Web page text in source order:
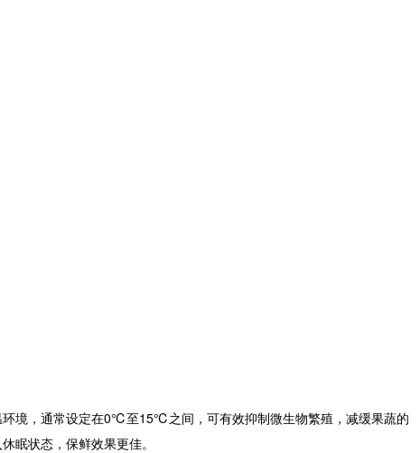
环境，通常设定在0℃至15℃之间，可有效抑制微生物繁殖，减缓果蔬的
眠状态，保鲜效果更佳。